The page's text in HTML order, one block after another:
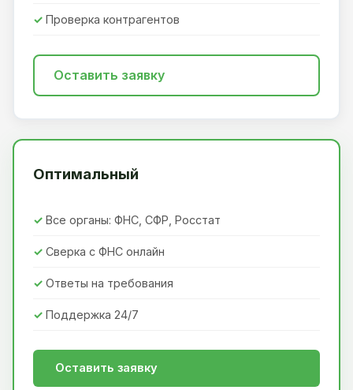
Проверка контрагентов
Оставить заявку
Оптимальный
Все органы: ФНС, СФР, Росстат
Сверка с ФНС онлайн
Ответы на требования
Поддержка 24/7
Оставить заявку